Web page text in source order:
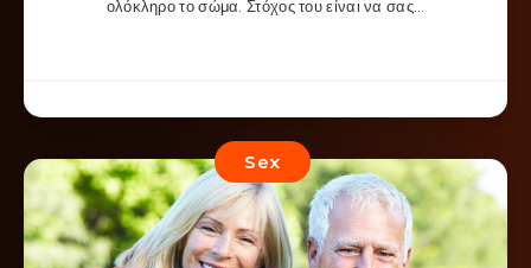
ολόκληρο το σώμα. Στόχος του είναι να σας…
Sex